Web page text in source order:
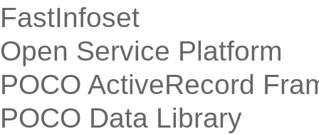
FastInfoset
Open Service Platform
POCO ActiveRecord
POCO Data Library